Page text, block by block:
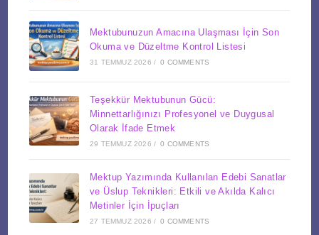
Mektubunuzun Amacına Ulaşması İçin Son
Okuma ve Düzeltme Kontrol Listesi
31 TEMMUZ 2026 / 0 COMMENTS
Teşekkür Mektubunun Gücü:
Minnettarlığınızı Profesyonel ve Duygusal
Olarak İfade Etmek
29 TEMMUZ 2026 / 0 COMMENTS
Mektup Yazımında Kullanılan Edebi Sanatlar
ve Üslup Teknikleri: Etkili ve Akılda Kalıcı
Metinler İçin İpuçları
27 TEMMUZ 2026 / 0 COMMENTS